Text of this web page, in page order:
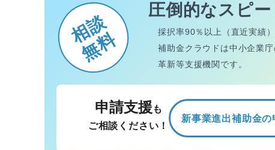
相談
無料
圧倒的なスピ
採択率90％以上（直近実績）
補助金クラウドは中小企業
革新等支援機関です。
申請支援 も
ご相談ください！
新事業進出補助金の